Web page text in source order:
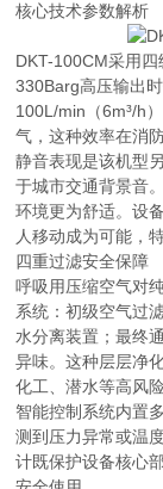
核心技术参数解析
DKT-100CM采用
330Barg高压输出
100L/min（6m³/h
气，这种效率在消
静音表现是该机型
于城市交通背景音
环境更为舒适。设
人移动成为可能，
四重过滤安全保障
呼吸用压缩空气对
系统：初级空气过
水分离装置；最终
异味。这种层层净
化工、潜水等高风
智能控制系统内置
测到压力异常或温
计既保护设备核心